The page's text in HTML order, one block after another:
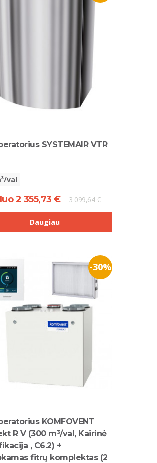
SYSTEMAIR VTR
val
2 355,73 € 3 099,64 €
Daugiau
-30%
KOMFOVENT
R V (300 m³/val, Kairinė
, C6.2) +
fitrų komplektas (2